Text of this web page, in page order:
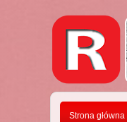
Strona główna